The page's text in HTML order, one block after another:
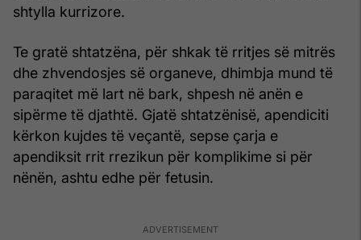
shtylla kurrizore.
Te gratë shtatzëna, për shkak të rritjes së mitrës
dhe zhvendosjes së organeve, dhimbja mund të
paraqitet më lart në bark, shpesh në anën e
sipërme të djathtë. Gjatë shtatzënisë, apendiciti
kërkon kujdes të veçantë, sepse çarja e
apendiksit rrit rrezikun për komplikime si për
nënën, ashtu edhe për fetusin.